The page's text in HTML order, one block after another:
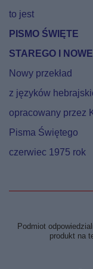
to jest
PISMO ŚWIĘTE
STAREGO I
Nowy przekład
z języków
opracowany przez
Pisma Świętego
czerwiec 1975 rok
Podmiot
produkt na